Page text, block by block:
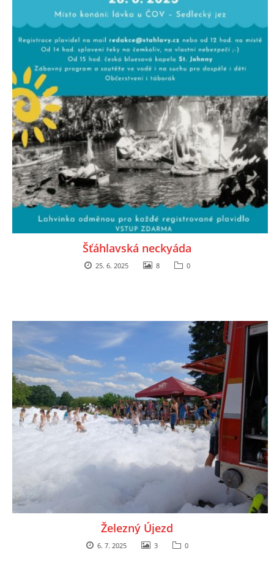
Šťáhlavská neckyáda
25. 6. 2025 8 0
Železný Újezd
6. 7. 2025 3 0